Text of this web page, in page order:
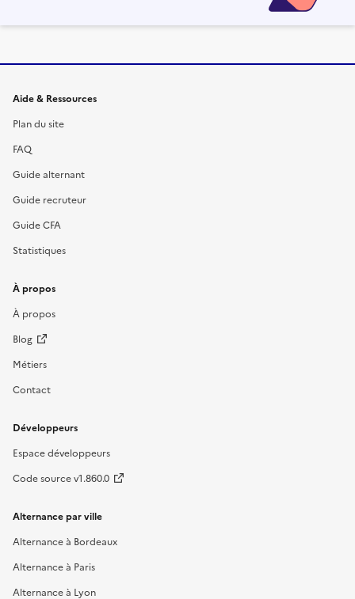
Informations et liens du site
Aide & Ressources
Plan du site
FAQ
Guide alternant
Guide recruteur
Guide CFA
Statistiques
À propos
À propos
Blog
Métiers
Contact
Développeurs
Espace développeurs
Code source v1.860.0
Alternance par ville
Alternance à Bordeaux
Alternance à Paris
Alternance à Lyon